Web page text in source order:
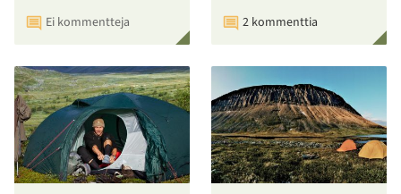
Ei kommentteja
2 kommenttia